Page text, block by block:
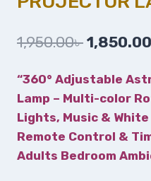
1,950.00৳ 1,850.00
“360° Adjustable
Lamp – Multi-color
Lights, Music &
Remote Control &
Adults Bedroom